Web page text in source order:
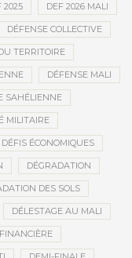
2025 DEF 2026 MALI
DÉFENSE COLLECTIVE
TERRITOIRE
DÉFENSE MALI
SAHÉLIENNE
MILITAIRE
DÉFIS ÉCONOMIQUES
DÉGRADATION
DES SOLS
DÉLESTAGE AU MALI